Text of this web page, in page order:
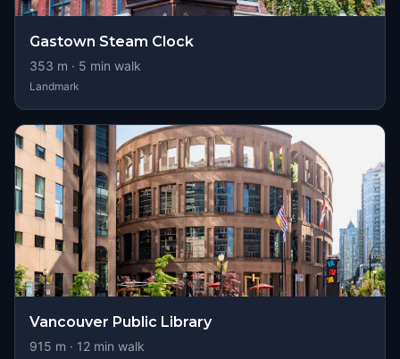
Gastown Steam Clock
353 m · 5 min walk
Landmark
Vancouver Public Library
915 m · 12 min walk